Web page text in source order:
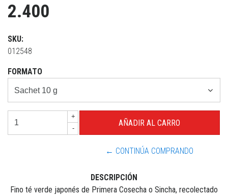
2.400
SKU:
012548
FORMATO
+
-
← CONTINÚA COMPRANDO
DESCRIPCIÓN
Fino té verde japonés de Primera Cosecha o Sincha, recolectado